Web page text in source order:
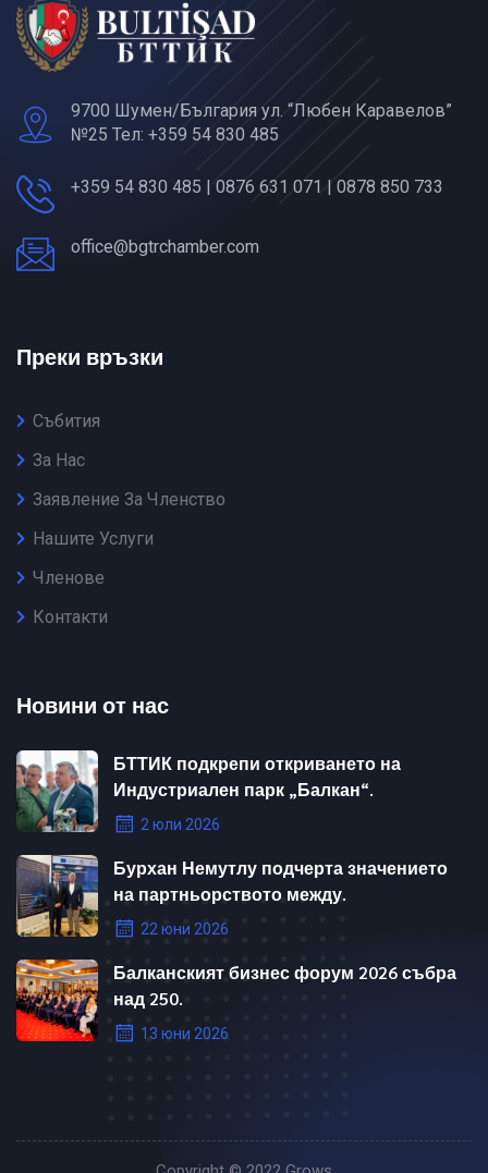
9700 Шумен/България ул. “Любен Каравелов”
№25 Тел: +359 54 830 485
+359 54 830 485 | 0876 631 071 | 0878 850 733
office@bgtrchamber.com
Преки връзки
Събития
За Нас
Заявление За Членство
Нашите Услуги
Членове
Контакти
Новини от нас
БТТИК подкрепи откриването на
Индустриален парк „Балкан“.
2 юли 2026
Бурхан Немутлу подчерта значението
на партньорството между.
22 юни 2026
Балканският бизнес форум 2026 събра
над 250.
13 юни 2026